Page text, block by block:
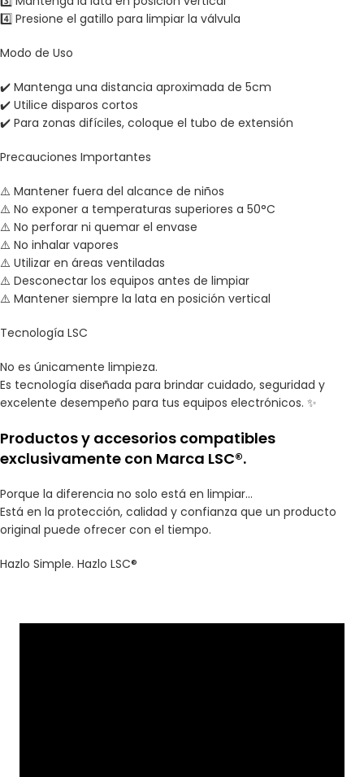
4️⃣ Presione el gatillo para limpiar la válvula
Modo de Uso
✔️ Mantenga una distancia aproximada de 5cm
✔️ Utilice disparos cortos
✔️ Para zonas difíciles, coloque el tubo de extensión
Precauciones Importantes
⚠️ Mantener fuera del alcance de niños
⚠️ No exponer a temperaturas superiores a 50°C
⚠️ No perforar ni quemar el envase
⚠️ No inhalar vapores
⚠️ Utilizar en áreas ventiladas
⚠️ Desconectar los equipos antes de limpiar
⚠️ Mantener siempre la lata en posición vertical
Tecnología LSC
No es únicamente limpieza.
Es tecnología diseñada para brindar cuidado, seguridad y
excelente desempeño para tus equipos electrónicos. ✨
Productos y accesorios compatibles
exclusivamente con Marca LSC®.
Porque la diferencia no solo está en limpiar…
Está en la protección, calidad y confianza que un producto
original puede ofrecer con el tiempo.
Hazlo Simple. Hazlo LSC®